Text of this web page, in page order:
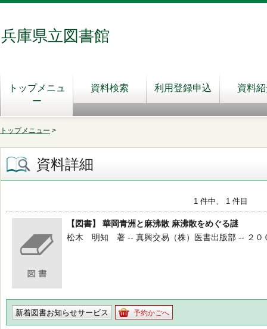
兵庫県立図書館
トップメニュ
ー
資料検索 利用登録申込 資料
トップメニュー >
資料詳細
1 件中、 1 件目
【図書】 華岡青洲と麻沸散 麻沸散をめぐる謎
松木 明知 著 -- 真興交易（株）医書出版部 -- ２０
新着図書お知らせサービス 予約かごへ